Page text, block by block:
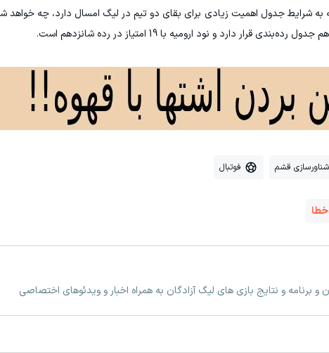
به شرایط جدول اهمیت زیادی برای بقای دو تیم در لیگ امسال دارد، چه خواهد
شناورسازی قشم فوتبال
برنامه و نتایج بازی های لیگ آزادگان به همراه اخبار و ویدئوهای اختصاصی